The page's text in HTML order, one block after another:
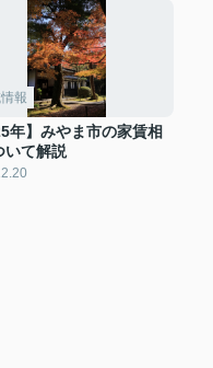
報
年】みやま市の家賃相
いて解説